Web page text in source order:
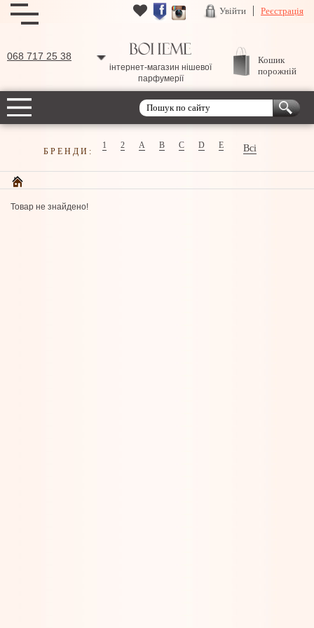
Увійти Реєстрація
068 717 25 38
інтернет-магазин нішевої
парфумерії
Кошик
порожній
БРЕНДИ:
1 2 A B C D E Всі
Товар не знайдено!